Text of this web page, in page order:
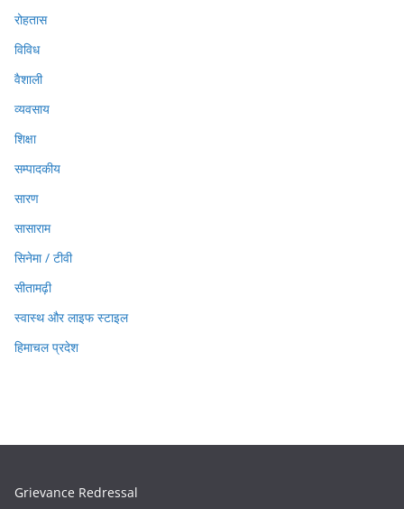
रोहतास
विविध
वैशाली
व्यवसाय
शिक्षा
सम्पादकीय
सारण
सासाराम
सिनेमा / टीवी
सीतामढ़ी
स्वास्थ और लाइफ स्टाइल
हिमाचल प्रदेश
Grievance Redressal